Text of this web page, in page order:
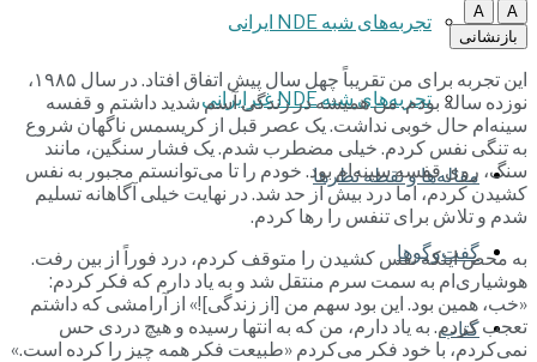
تجربه‌های شبه NDE ایرانی
تجربه‌های شبه NDE غیرایرانی
مقاله‌ها و نقطه نظرها
گفت‌وگوها
کتاب
A
A
بازنشانی
این تجربه برای من تقریباً چهل سال پیش اتفاق افتاد. در سال ۱۹۸۵،
نوزده ساله بودم. من همیشه در زندگی آسم شدید داشتم و قفسه
سینه‌ام حال خوبی نداشت. یک عصر قبل از کریسمس ناگهان شروع
به تنگی نفس کردم. خیلی مضطرب شدم. یک فشار سنگین، مانند
سنگ، روی قفسه سینه‌ام بود. خودم را تا می‌توانستم مجبور به نفس
کشیدن کردم، اما درد بیش از حد شد. در نهایت خیلی آگاهانه تسلیم
شدم و تلاش برای تنفس را رها کردم.
به محض اینکه نفس کشیدن را متوقف کردم، درد فوراً از بین رفت.
هوشیاری‌ام به سمت سرم منتقل شد و به یاد دارم که فکر کردم:
«خب، همین بود. این بود سهم من [از زندگی]!» از آرامشی که داشتم
تعجب کردم. به یاد دارم، من که به انتها رسیده و هیچ دردی حس
نمی‌کردم، با خود فکر می‌کردم «طبیعت فکر همه چیز را کرده است.»